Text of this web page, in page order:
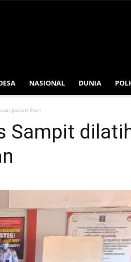
NASIONAL DUNIA
pakan ikan
Sampit